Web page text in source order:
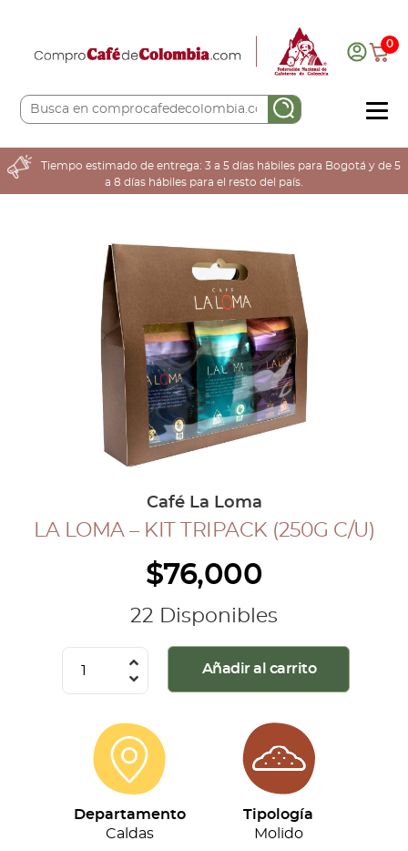
0
COMPRA AQUÍ
COLOMBIA CAFETERA
COLECCIÓN CAFETERA
INGRESAR
Cerrar Sesión
Tiempo estimado de entrega: 3 a 5 días hábiles para Bogotá y de 5
a 8 días hábiles para el resto del país.
Café La Loma
LA LOMA – KIT TRIPACK (250G C/U)
$76,000
22 Disponibles
Tripack
c/u)
cantidad
Añadir al carrito
Departamento
Caldas
Tipología
Molido